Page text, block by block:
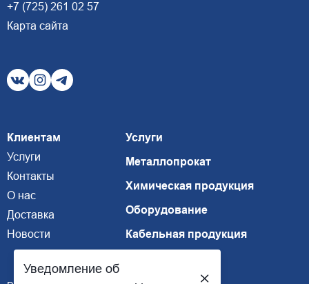
+7 (725) 261 02 57
Карта сайта
Клиентам
Услуги
Контакты
О нас
Доставка
Новости
Услуги
Металлопрокат
Химическая продукция
Оборудование
Кабельная продукция
Уведомление об